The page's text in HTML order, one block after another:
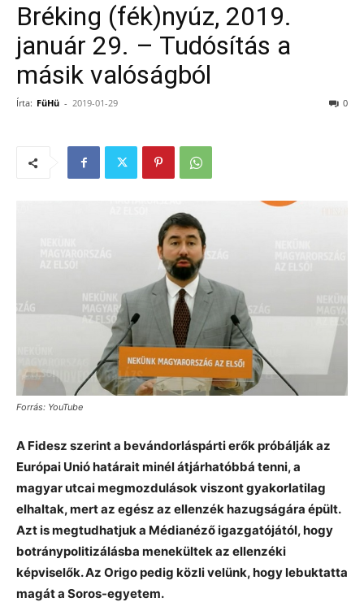
Bréking (fék)nyúz, 2019.
január 29. – Tudósítás a
másik valóságból
Írta: FüHü - 2019-01-29 0
Forrás: YouTube
A Fidesz szerint a bevándorláspárti erők próbálják az
Európai Unió határait minél átjárhatóbbá tenni, a
magyar utcai megmozdulások viszont gyakorlatilag
elhaltak, mert az egész az ellenzék hazugságára épült.
Azt is megtudhatjuk a Médianéző igazgatójától, hogy
botránypolitizálásba menekültek az ellenzéki
képviselők. Az Origo pedig közli velünk, hogy lebuktatta
magát a Soros-egyetem.